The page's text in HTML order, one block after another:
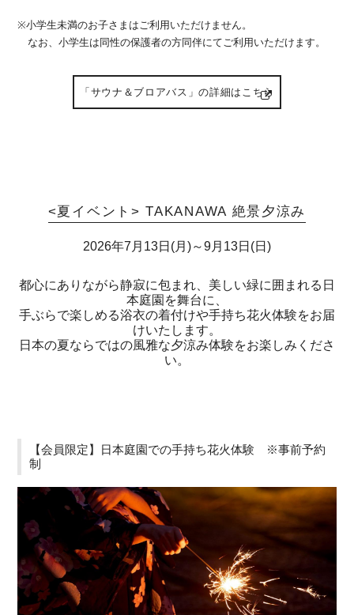
※小学生未満のお子さまはご利用いただけません。
なお、小学生は同性の保護者の方同伴にてご利用いただけます。
「サウナ＆ブロアバス」の詳細はこちら
<夏イベント> TAKANAWA 絶景夕涼み
2026年7月13日(月)～9月13日(日)
都心にありながら静寂に包まれ、美しい緑に囲まれる日
本庭園を舞台に、
手ぶらで楽しめる浴衣の着付けや手持ち花火体験をお届
けいたします。
日本の夏ならではの風雅な夕涼み体験をお楽しみくださ
い。
【会員限定】日本庭園での手持ち花火体験 ※事前予約
制